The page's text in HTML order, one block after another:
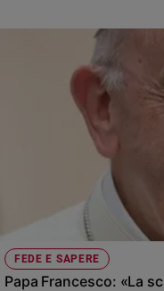
FEDE E SAPERE
Papa Francesco: «La